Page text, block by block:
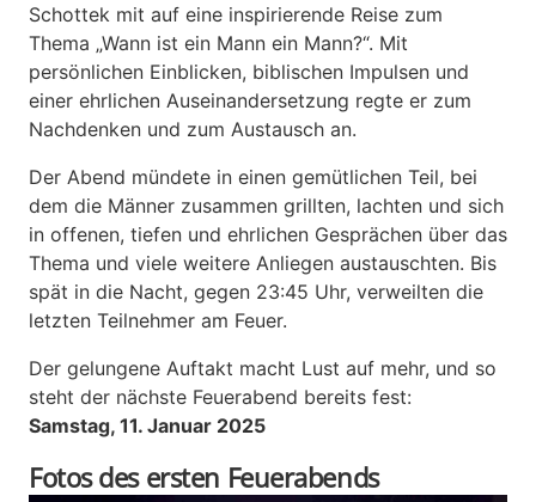
Schottek mit auf eine inspirierende Reise zum
Thema „Wann ist ein Mann ein Mann?“. Mit
persönlichen Einblicken, biblischen Impulsen und
einer ehrlichen Auseinandersetzung regte er zum
Nachdenken und zum Austausch an.
Der Abend mündete in einen gemütlichen Teil, bei
dem die Männer zusammen grillten, lachten und sich
in offenen, tiefen und ehrlichen Gesprächen über das
Thema und viele weitere Anliegen austauschten. Bis
spät in die Nacht, gegen 23:45 Uhr, verweilten die
letzten Teilnehmer am Feuer.
Der gelungene Auftakt macht Lust auf mehr, und so
steht der nächste Feuerabend bereits fest:
Samstag, 11. Januar 2025
Fotos des ersten Feuerabends